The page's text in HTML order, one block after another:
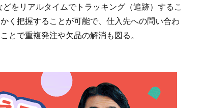
をリアルタイムでトラッキング（追跡）するこ
く把握することが可能で、仕入先への問い合わ
とで重複発注や欠品の解消も図る。